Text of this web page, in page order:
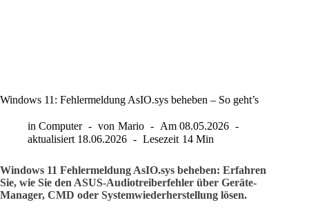
Windows 11: Fehlermeldung AsIO.sys beheben – So geht’s
in Computer von Mario Am 08.05.2026
aktualisiert 18.06.2026 Lesezeit 14 Min
Windows 11 Fehlermeldung AsIO.sys beheben: Erfahren
Sie, wie Sie den ASUS-Audiotreiberfehler über Geräte-
Manager, CMD oder Systemwiederherstellung lösen.